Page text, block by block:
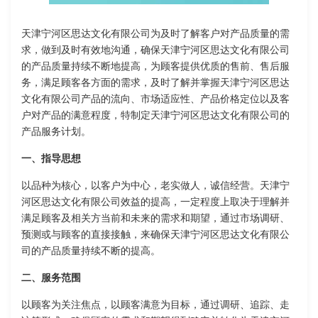
天津宁河区思达文化有限公司为及时了解客户对产品质量的需
求，做到及时有效地沟通，确保天津宁河区思达文化有限公司
的产品质量持续不断地提高，为顾客提供优质的售前、售后服
务，满足顾客各方面的需求，及时了解并掌握天津宁河区思达
文化有限公司产品的流向、市场适应性、产品价格定位以及客
户对产品的满意程度，特制定天津宁河区思达文化有限公司的
产品服务计划。
一、指导思想
以品种为核心，以客户为中心，老实做人，诚信经营。天津宁
河区思达文化有限公司效益的提高，一定程度上取决于理解并
满足顾客及相关方当前和未来的需求和期望，通过市场调研、
预测或与顾客的直接接触，来确保天津宁河区思达文化有限公
司的产品质量持续不断的提高。
二、服务范围
以顾客为关注焦点，以顾客满意为目标，通过调研、追踪、走